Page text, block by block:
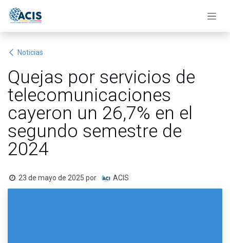
Noticias
Quejas por servicios de
telecomunicaciones
cayeron un 26,7% en el
segundo semestre de
2024
23 de mayo de 2025 por ACIS